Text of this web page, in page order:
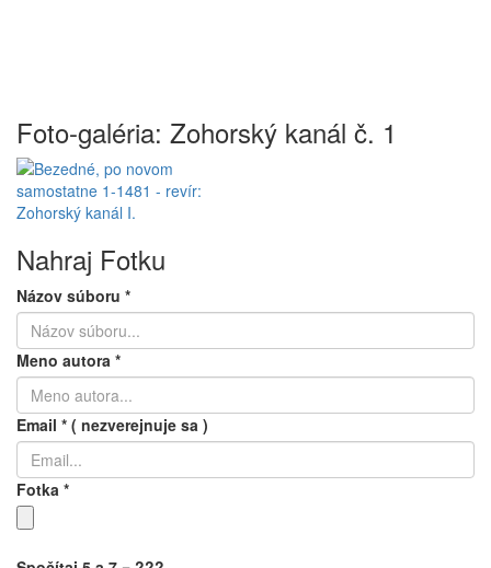
Foto-galéria: Zohorský kanál č. 1
Nahraj Fotku
Názov súboru *
Meno autora *
Email * ( nezverejnuje sa )
Fotka *